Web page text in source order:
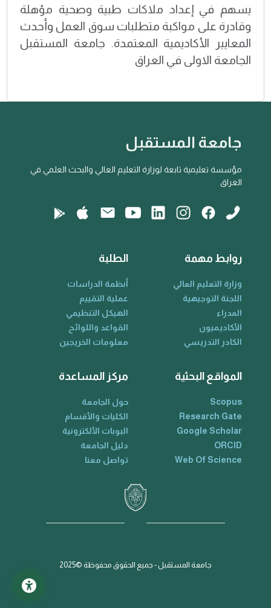
يسهم في إعداد ملاكات طبية وصحية مؤهلة
وقادرة على مواكبة متطلبات سوق العمل وأحدث
المعايير الأكاديمية المعتمدة. جامعة المستقبل
الجامعة الاولى في العراق
جامعة المستقبل
مؤسسة تعليمية تابعة لوزارة التعليم العالي والبحث العلمي في
العراق
روابط مهمة
وزارة التعليم العالي
اللجنة التوجيهية
المدراء
الأكاديميون
الكادر التدريسي
الطلبة
أنظمة الدراسات
عملية التقييم
الهيكل التنظيمي
القواعد واللوائح
معلومات الخريجين
المواقع البحثية
Scopus
Research Gate
Google Scholar
ORCID
Web Of Science
مركز المساعدة
حول الجامعة
الكليات والأقسام
البوبات الألكترونية
دليل الجامعة
تواصل معنا
جامعة المستقبل - جميع الحقوق محفوظة ©2025